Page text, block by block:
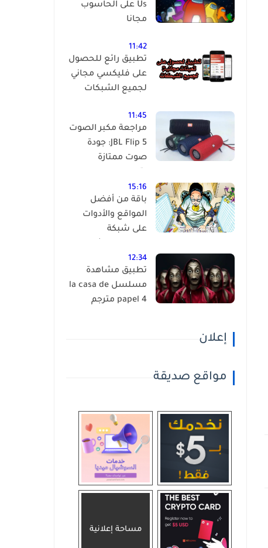
Us على الحاسوب
مجانا
11:42
تطبيق رائع للحصول
على فليكسي مجاني
لجميع الشبكات
11:45
مراجعة مكبر الصوت
JBL Flip 5: جودة
صوت ممتازة
15:16
باقة من أفضل
المواقع والأدوات
على شبكة
بنفسك ! (أكثر من
90 موقع )
12:34
تطبيق مشاهدة
مسلسل la casa de
papel 4 مترجم
إعلان
مواقع صديقة
مساحة إعلانية